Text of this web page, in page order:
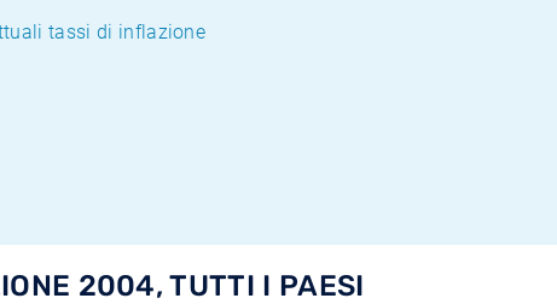
tassi di inflazione
2004, TUTTI I PAESI